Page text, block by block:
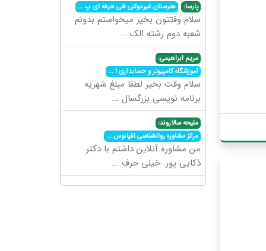
پارسا: هنرستان غیردولتی فنی حرفه ای پ...
سلام وقتتون بخیر میخواستم بدونم
شعبه دوم رشته الک ...
مریم ابراهیمی:
آموزشگاه کامپیوتر و حسابداری ا...
سلام وقت بخیر لطفا مبلغ شهریه
برنامه نویسی بزرگسال ...
ملیحه سالاروند:
مرکز مشاوره روانشناسی اقیانوس...
من مشاوره آنلاین داشتم با دکتر
ذکایی پور. خیلی حرف ...